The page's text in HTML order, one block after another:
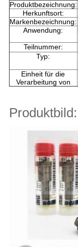
Produktbezeichnung:
Herkunftsort:
Markenbezeichnung:
Anwendung:
Teilnummer:
Typ:
Einheit für die
Verarbeitung von
Produktbild: